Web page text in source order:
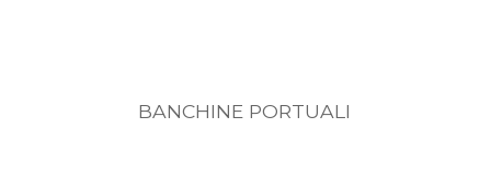
BANCHINE PORTUALI